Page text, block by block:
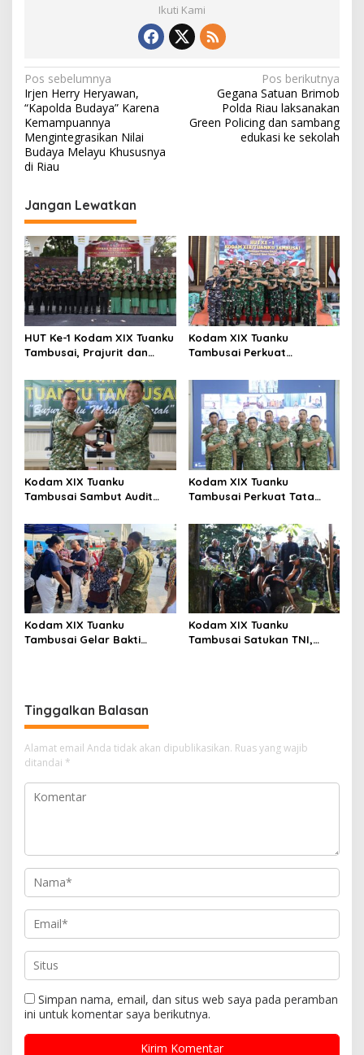
Ikuti Kami
N
a
v
i
g
a
s
i
p
o
s
Pos sebelumnya
Irjen Herry Heryawan,
“Kapolda Budaya” Karena
Kemampuannya
Mengintegrasikan Nilai
Budaya Melayu Khususnya
di Riau
Pos berikutnya
Gegana Satuan Brimob
Polda Riau laksanakan
Green Policing dan sambang
edukasi ke sekolah
Jangan Lewatkan
HUT Ke-1 Kodam XIX Tuanku
Tambusai, Prajurit dan
Penghormatan di TMP
Kusuma Dharma
Kodam XIX Tuanku
Tambusai Perkuat
Donor Darah HUT Ke-1
Kodam XIX Tuanku
Tambusai Sambut Audit
Tegaskan Akurasi Data Jadi
Kunci
Kodam XIX Tuanku
Tambusai Perkuat Tata
Satgas BMN Resmi Mulai
Penatausahaan Sesi II TA
2026
Kodam XIX Tuanku
Tambusai Gelar Bakti
Kodam XIX Tuanku
Tambusai Satukan TNI,
Tinggalkan Balasan
Alamat email Anda tidak akan dipublikasikan. Ruas yang wajib
ditandai *
Simpan nama, email, dan situs web saya pada peramban
ini untuk komentar saya berikutnya.